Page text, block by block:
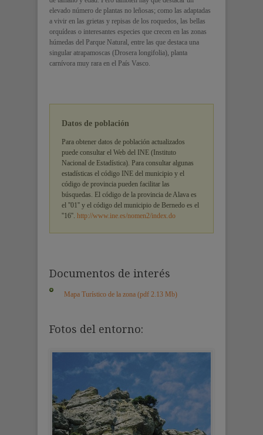
elevado número de plantas no leñosas; como las adaptadas
a vivir en las grietas y repisas de los roquedos, las bellas
orquídeas o interesantes especies que crecen en las zonas
húmedas del Parque Natural, entre las que destaca una
singular atrapamoscas (Drosera longifolia), planta
carnívora muy rara en el País Vasco.
Datos de población
Para obtener datos de población actualizados
puede consultar el Web del INE (Instituto
Nacional de Estadística). Para consultar algunas
estadísticas el código INE del municipio y el
código de provincia pueden facilitar las
búsquedas. El código de la provincia de Alava es
el ''01'' y el código del municipio de Bernedo es el
''16''. http://www.ine.es/nomen2/index.do
Documentos de interés
Mapa Turístico de la zona (pdf 2.13 Mb)
Fotos del entorno: